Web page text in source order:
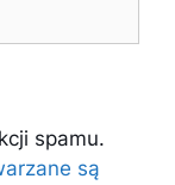
spamu.
są